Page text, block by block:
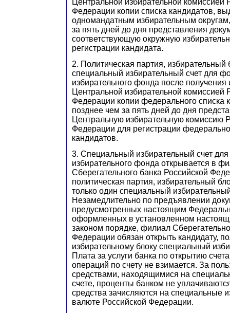
Федерации копии списка кандидатов,
одномандатным избирательным
за пять дней до дня представления
соответствующую окружную
регистрации кандидата.
2. Политическая партия, избирательный
специальный избирательный счет для
избирательного фонда после
Центральной избирательной комиссией
Федерации копии федерального списка
позднее чем за пять дней до дня
Центральную избирательную комиссию
Федерации для регистрации
кандидатов.
3. Специальный избирательный счет
избирательного фонда открывается в
Сберегательного банка Российской
политическая партия, избирательный
только один специальный
Незамедлительно по предъявлении
предусмотренных настоящим
оформленных в установленном
законом порядке, филиал
Федерации обязан открыть кандидату,
избирательному блоку специальный
Плата за услуги банка по открытию
операций по счету не взимается. За
средствами, находящимися на
счете, проценты банком не
средства зачисляются на специальные
валюте Российской Федерации.